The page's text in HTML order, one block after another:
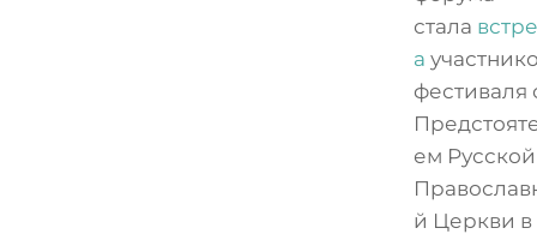
стала
а
фестиваля
ем Русской
й Церкви в